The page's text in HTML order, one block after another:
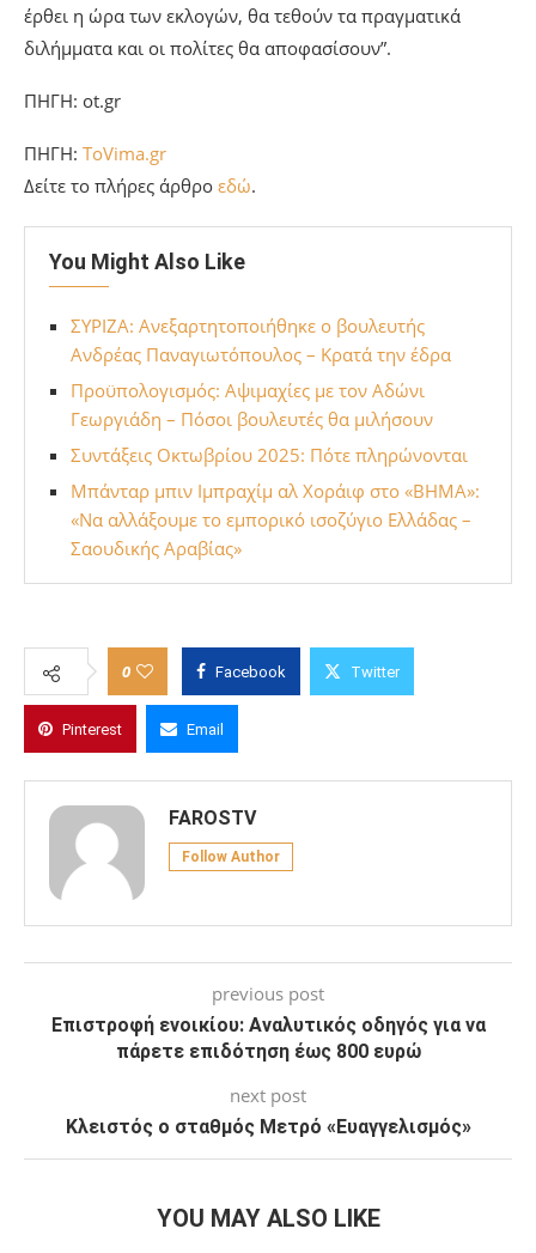
έρθει η ώρα των εκλογών, θα τεθούν τα πραγματικά
διλήμματα και οι πολίτες θα αποφασίσουν”.
ΠΗΓΗ: ot.gr
ΠΗΓΗ: ToVima.gr
Δείτε το πλήρες άρθρο εδώ.
You Might Also Like
ΣΥΡΙΖΑ: Ανεξαρτητοποιήθηκε ο βουλευτής
Ανδρέας Παναγιωτόπουλος – Κρατά την έδρα
Προϋπολογισμός: Αψιμαχίες με τον Αδώνι
Γεωργιάδη – Πόσοι βουλευτές θα μιλήσουν
Συντάξεις Οκτωβρίου 2025: Πότε πληρώνονται
Μπάνταρ μπιν Ιμπραχίμ αλ Χοράιφ στο «ΒΗΜΑ»:
«Να αλλάξουμε το εμπορικό ισοζύγιο Ελλάδας –
Σαουδικής Αραβίας»
0 Facebook Twitter
Pinterest Email
FAROSTV
Follow Author
previous post
Επιστροφή ενοικίου: Αναλυτικός οδηγός για να
πάρετε επιδότηση έως 800 ευρώ
next post
Κλειστός ο σταθμός Μετρό «Ευαγγελισμός»
YOU MAY ALSO LIKE